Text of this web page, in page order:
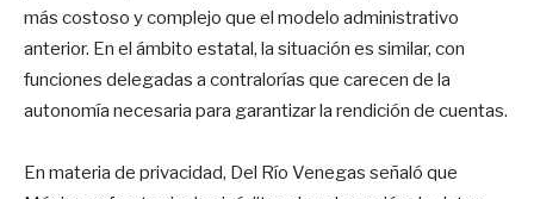
más costoso y complejo que el modelo administrativo
anterior. En el ámbito estatal, la situación es similar, con
funciones delegadas a contralorías que carecen de la
autonomía necesaria para garantizar la rendición de cuentas.
En materia de privacidad, Del Río Venegas señaló que